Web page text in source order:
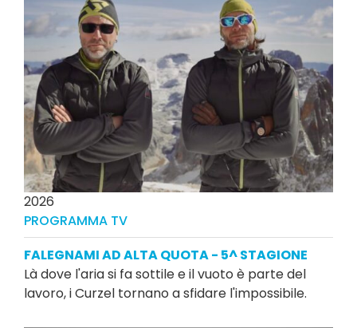
2026
PROGRAMMA TV
FALEGNAMI AD ALTA QUOTA - 5^ STAGIONE
Là dove l'aria si fa sottile e il vuoto è parte del
lavoro, i Curzel tornano a sfidare l'impossibile.